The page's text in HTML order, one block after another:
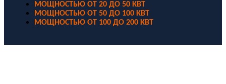
МОЩНОСТЬЮ ОТ 20 ДО 50 КВТ
МОЩНОСТЬЮ ОТ 50 ДО 100 КВТ
МОЩНОСТЬЮ ОТ 100 ДО 200 КВТ